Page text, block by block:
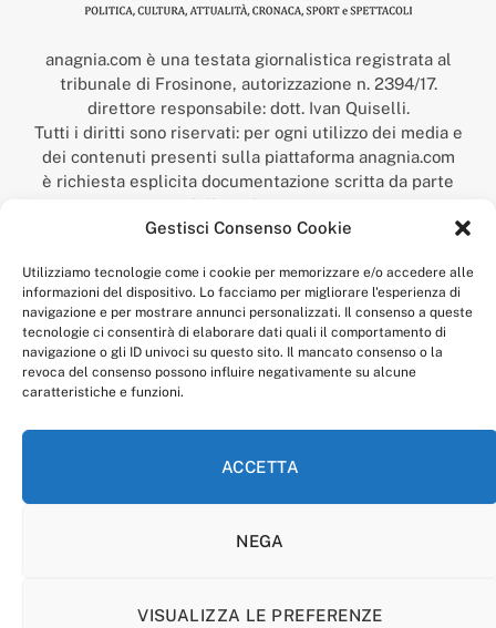
Gestisci Consenso Cookie
Utilizziamo tecnologie come i cookie per memorizzare e/o accedere alle
informazioni del dispositivo. Lo facciamo per migliorare l'esperienza di
navigazione e per mostrare annunci personalizzati. Il consenso a queste
tecnologie ci consentirà di elaborare dati quali il comportamento di
navigazione o gli ID univoci su questo sito. Il mancato consenso o la
revoca del consenso possono influire negativamente su alcune
caratteristiche e funzioni.
ACCETTA
NEGA
VISUALIZZA LE PREFERENZE
anagnia.com è una testata giornalistica registrata al
tribunale di Frosinone, autorizzazione n. 2394/17.
direttore responsabile: dott. Ivan Quiselli.
Tutti i diritti sono riservati: per ogni utilizzo dei media e
dei contenuti presenti sulla piattaforma anagnia.com
è richiesta esplicita documentazione scritta da parte
della redazione.
“Anagnia” è un marchio registrato presso l’Ufficio Italiano
Economico,
num. registrazione: 302017000014044 del 9 febbraio 2017.
Per contatti:redazione@anagnia.com
COOKIE POLICY